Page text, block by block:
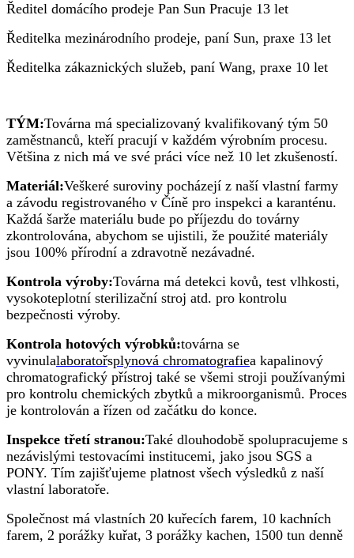
Ředitel domácího prodeje Pan Sun Pracuje 13 let
Ředitelka mezinárodního prodeje, paní Sun, praxe 13 let
Ředitelka zákaznických služeb, paní Wang, praxe 10 let
TÝM:Továrna má specializovaný kvalifikovaný tým 50
zaměstnanců, kteří pracují v každém výrobním procesu.
Většina z nich má ve své práci více než 10 let zkušeností.
Materiál:Veškeré suroviny pocházejí z naší vlastní farmy
a závodu registrovaného v Číně pro inspekci a karanténu.
Každá šarže materiálu bude po příjezdu do továrny
zkontrolována, abychom se ujistili, že použité materiály
jsou 100% přírodní a zdravotně nezávadné.
Kontrola výroby:Továrna má detekci kovů, test vlhkosti,
vysokoteplotní sterilizační stroj atd. pro kontrolu
bezpečnosti výroby.
Kontrola hotových výrobků:továrna se
vyvinulalaboratořsplynová chromatografiea kapalinový
chromatografický přístroj také se všemi stroji používanými
pro kontrolu chemických zbytků a mikroorganismů. Proces
je kontrolován a řízen od začátku do konce.
Inspekce třetí stranou:Také dlouhodobě spolupracujeme s
nezávislými testovacími institucemi, jako jsou SGS a
PONY. Tím zajišťujeme platnost všech výsledků z naší
vlastní laboratoře.
Společnost má vlastních 20 kuřecích farem, 10 kachních
farem, 2 porážky kuřat, 3 porážky kachen, 1500 tun denně